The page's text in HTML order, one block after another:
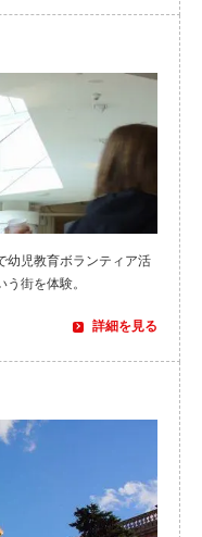
幼児教育ボランティア活
街を体験。
詳細を見る